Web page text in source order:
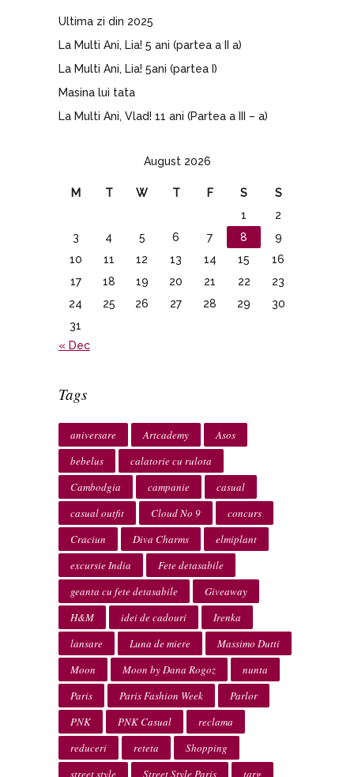
Ultima zi din 2025
La Multi Ani, Lia! 5 ani (partea a II a)
La Multi Ani, Lia! 5ani (partea I)
Masina lui tata
La Multi Ani, Vlad! 11 ani (Partea a III – a)
August 2026
M T W T F S
S
1
2
3
4 5 6 7 8
9
10
11 12 13 14 15
16
17
18 19 20 21 22
23
24
25 26 27 28 29
30
31
« Dec
Tags
aniversare Artcademy
Asos
bebelus
calatorie cu rulota
Cambodgia
campanie
casual
casual outfit
Cloud No 9
concurs
Craciun
Diva Charms
elmiplant
excursie India
Fete detasabile
geanta cu fete detasabile
Giveaway
H&M
idei de cadouri
Irenka
lansare
Luna de miere
Massimo Dutti
Moon
Moon by Dana Rogoz
nunta
Paris
Paris Fashion Week
Parlor
PNK
PNK Casual
reclama
reduceri
reteta
Shopping
street style
Street Style Paris targ